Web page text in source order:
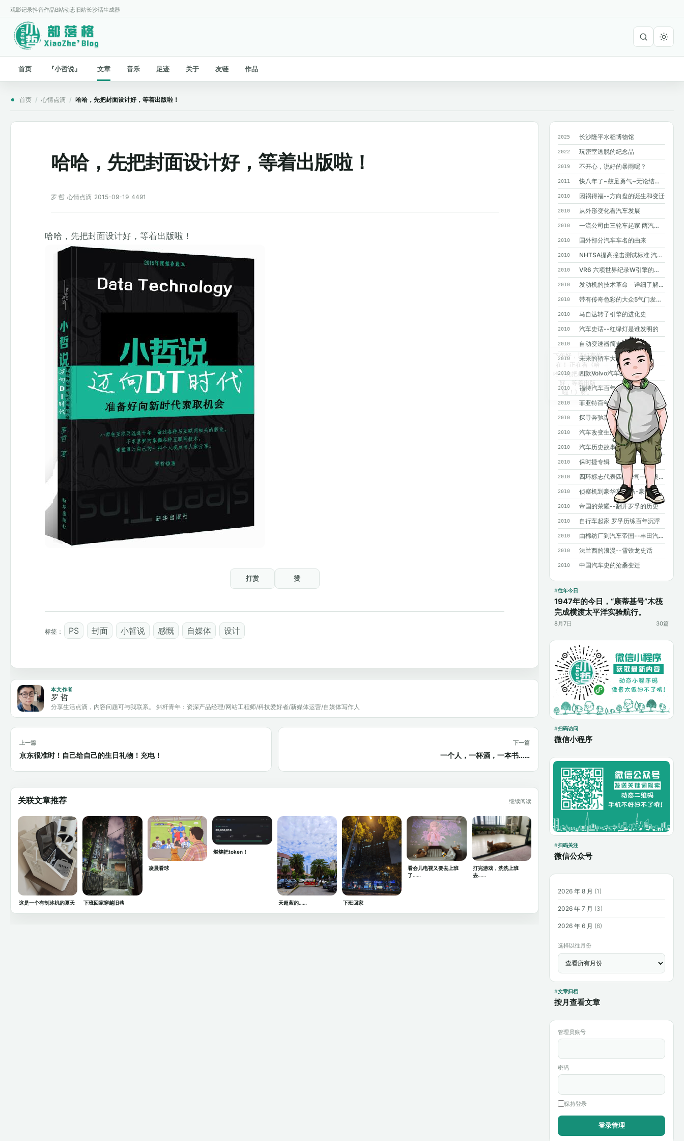
观影记录抖音作品B站动态 旧站长沙话生成器
首页 『小哲说』 文章 音乐 足迹 关于 友链 作品
首页 / 心情点滴 / 哈哈，先把封面设计好，等着出版啦！
2025 长沙隆平水稻博物馆
2022 玩密室逃脱的纪念品
2019 不开心，说好的暴雨呢？
2011 快八年了~鼓足勇气~无论结果如何~只求...
2010 因祸得福--方向盘的诞生和变迁
2010 从外形变化看汽车发展
2010 一流公司由三轮车起家 两汽车巨人造就奔驰
2010 国外部分汽车车名的由来
2010 NHTSA提高撞击测试标准 汽车安全要求进一步提高
2010 VR6 六项世界纪录W引擎的基础
2010 发动机的技术革命－详细了解GDI
2010 带有传奇色彩的大众5气门发动机
2010 马自达转子引擎的进化史
2010 汽车史话--红绿灯是谁发明的
2010 自动变速器简史
2010 未来的轿车大灯
2010 四款Volvo汽车的诞生
2010 福特汽车百年大事记
2010 菲亚特百年史
2010 探寻奔驰百年基因--斯图加特奔驰总部采访手记
2010 汽车改变生活--汽车发明100年史话
2010 汽车历史故事——MPV风雨20年
2010 保时捷专辑
2010 四环标志代表四个公司——奥迪历史概述
2010 侦察机到豪华车 宝马-豪华背后沧桑曲折
2010 帝国的荣耀--翻开罗孚的历史
2010 自行车起家 罗孚历练百年沉浮
2010 由棉纺厂到汽车帝国--丰田汽车发展史
2010 法兰西的浪漫--雪铁龙史话
2010 中国汽车史的沧桑变迁
往年今日
1947年的今日，“康蒂基号”木筏
完成横渡太平洋实验航行。
8月7日 30篇
扫码访问
微信小程序
扫码关注
微信公众号
2026 年 8 月 (1)
2026 年 7 月 (3)
2026 年 6 月 (6)
选择以往月份
文章归档
按月查看文章
管理员账号
密码
保持登录
哈哈，先把封面设计好，等着出版啦！
罗 哲 心情点滴 2015-09-19 4491
哈哈，先把封面设计好，等着出版啦！
打赏 赞
标签： PS 封面 小哲说 感慨 自媒体 设计
本文作者
罗 哲
分享生活点滴，内容问题可与我联系。 斜杆青年：资深产品经理/网站工程师/科技爱好者/新媒体运营/自媒体写作人
上一篇
京东很准时！自己给自己的生日礼物！充电！
下一篇
一个人，一杯酒，一本书……
关联文章推荐 继续阅读
这是一个有制冰机的夏天 下班回家穿越旧巷
凌晨看球
燃烧把token！
天超蓝的…… 下班回家
看会儿电视又要去上班
了……
打完游戏，洗洗上班
去……